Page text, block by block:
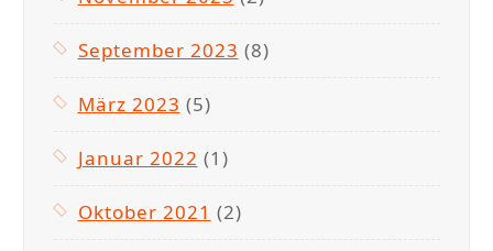
September 2023 (8)
März 2023 (5)
Januar 2022 (1)
Oktober 2021 (2)